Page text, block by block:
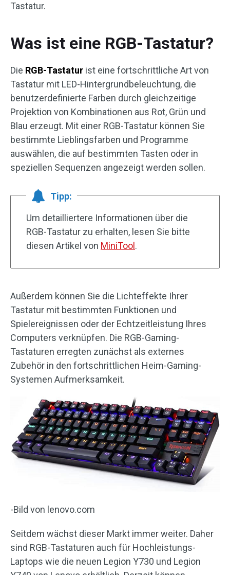
Tastatur.
Was ist eine RGB-Tastatur?
Die RGB-Tastatur ist eine fortschrittliche Art von
Tastatur mit LED-Hintergrundbeleuchtung, die
benutzerdefinierte Farben durch gleichzeitige
Projektion von Kombinationen aus Rot, Grün und
Blau erzeugt. Mit einer RGB-Tastatur können Sie
bestimmte Lieblingsfarben und Programme
auswählen, die auf bestimmten Tasten oder in
speziellen Sequenzen angezeigt werden sollen.
Tipp:
Um detailliertere Informationen über die
RGB-Tastatur zu erhalten, lesen Sie bitte
diesen Artikel von MiniTool .
Außerdem können Sie die Lichteffekte Ihrer
Tastatur mit bestimmten Funktionen und
Spielereignissen oder der Echtzeitleistung Ihres
Computers verknüpfen. Die RGB-Gaming-
Tastaturen erregten zunächst als externes
Zubehör in den fortschrittlichen Heim-Gaming-
Systemen Aufmerksamkeit.
-Bild von lenovo.com
Seitdem wächst dieser Markt immer weiter. Daher
sind RGB-Tastaturen auch für Hochleistungs-
Laptops wie die neuen Legion Y730 und Legion